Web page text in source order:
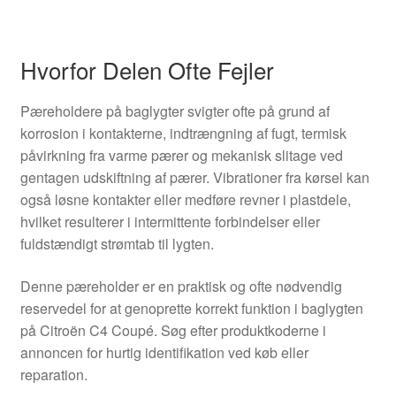
Hvorfor Delen Ofte Fejler
Pæreholdere på baglygter svigter ofte på grund af
korrosion i kontakterne, indtrængning af fugt, termisk
påvirkning fra varme pærer og mekanisk slitage ved
gentagen udskiftning af pærer. Vibrationer fra kørsel kan
også løsne kontakter eller medføre revner i plastdele,
hvilket resulterer i intermittente forbindelser eller
fuldstændigt strømtab til lygten.
Denne pæreholder er en praktisk og ofte nødvendig
reservedel for at genoprette korrekt funktion i baglygten
på Citroën C4 Coupé. Søg efter produktkoderne i
annoncen for hurtig identifikation ved køb eller
reparation.